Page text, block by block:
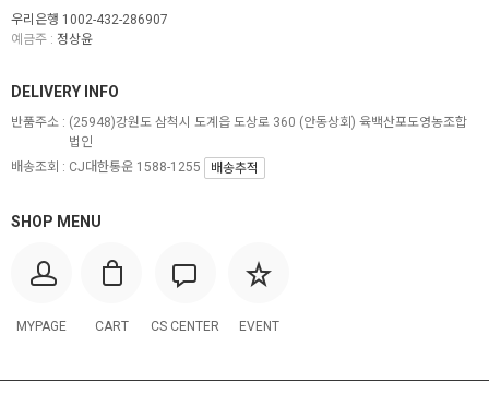
우리은행 1002-432-286907
예금주 : 정상윤
SHOP MENU
MYPAGE CART CS CENTER EVENT
DELIVERY INFO
반품주소 : (25948)강원도 삼척시 도계읍 도상로 360 (안동상회) 육백산포도영농조합
법인
배송조회 : CJ대한통운 1588-1255
배송추적